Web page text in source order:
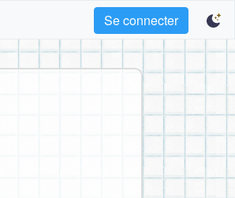
Se connecter